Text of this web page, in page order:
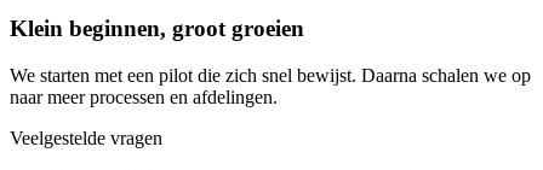
Klein beginnen, groot groeien
We starten met een pilot die zich snel bewijst. Daarna schalen we op
naar meer processen en afdelingen.
Veelgestelde vragen